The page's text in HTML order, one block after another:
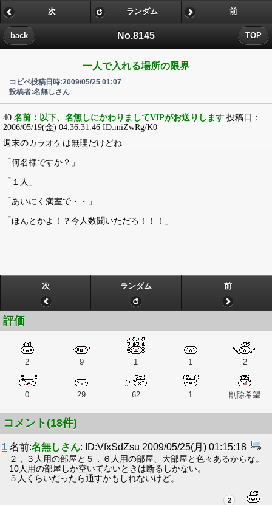
No.8145
back TOP
次 ランダム 前
一人で入れる場所の限界
コピペ投稿日時:2009/05/25 01:07
投稿者:名無しさん
40 名前：以下、名無しにかわりましてVIPがお送りします 投稿日：
2006/05/19(金) 04:36:31.46 ID:miZwRg/K0
週末のカラオケは無理だけどね
「何名様ですか？」
「１人」
「あいにく満室で・・」
「ほんとかよ！？今人数聞いただろ！！！」
次 ランダム 前
評価
2 9 1 1 2
0 29 62 1 削除希望
コメント(18件)
1 名前:名無しさん: ID:VfxSdZsu 2009/05/25(月) 01:15:18
２，３人用の部屋と５，６人用の部屋、大部屋と色々あるからな。
10人用の部屋しか空いてないときは断るしかない。
５人くらいだったら通すかもしれないけど。
2